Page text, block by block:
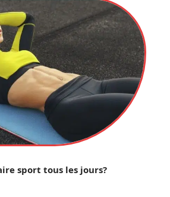
sport tous les jours?